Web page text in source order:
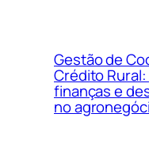
Gestão de
Crédito
finanças e
no